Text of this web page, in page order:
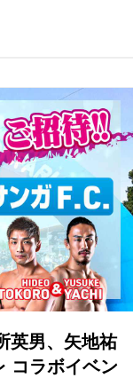
英男、矢地祐
コラボイベン